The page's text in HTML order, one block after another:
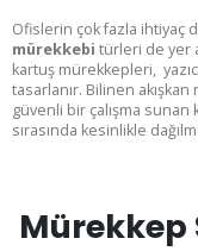
Ofislerin çok fazla ihtiyaç
mürekkebi türleri de yer
kartuş mürekkepleri,
tasarlanır. Bilinen
güvenli bir çalışma sunan
sırasında kesinlikle
Mürekkep